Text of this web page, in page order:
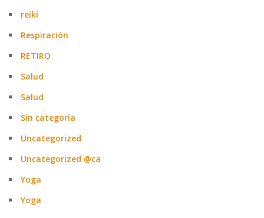
reiki
Respiración
RETIRO
Salud
Salud
Sin categoría
Uncategorized
Uncategorized @ca
Yoga
Yoga